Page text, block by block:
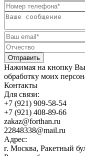
Отправить
Нажимая на кнопку Вы
обработку моих
Контакты
Для связи:
+7 (921) 909-58-54
+7 (921) 408-89-66
zakaz@forthan.ru
22848338@mail.ru
Адрес:
г. Москва, Ракетный